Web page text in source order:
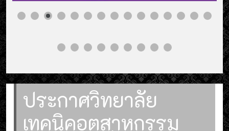
ประกาศวิทยาลัย
เทคนิคอุตสาหกรรม